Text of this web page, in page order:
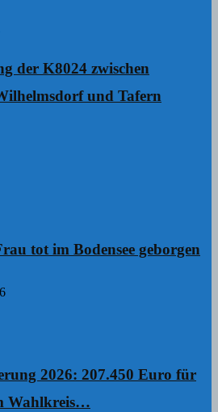
der K8024 zwischen
und Tafern
tot im Bodensee geborgen
2026: 207.450 Euro für
Wahlkreis…